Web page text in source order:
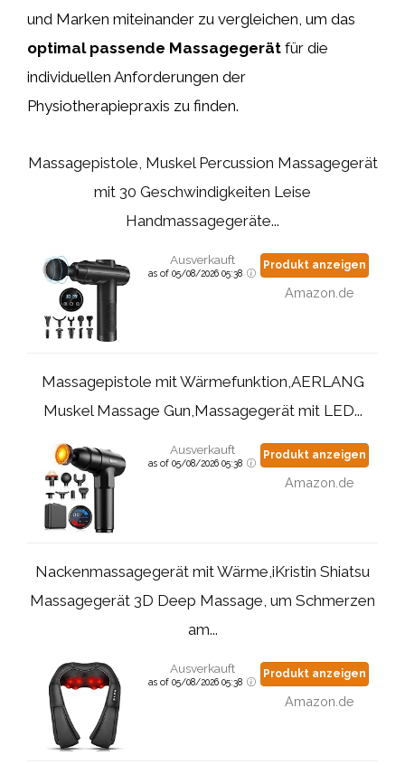
und Marken miteinander zu vergleichen, um das
optimal passende Massagegerät für die
individuellen Anforderungen der
Physiotherapiepraxis zu finden.
Massagepistole, Muskel Percussion Massagegerät
mit 30 Geschwindigkeiten Leise
Handmassagegeräte...
Ausverkauft
as of 05/08/2026 05:38
Produkt anzeigen
Amazon.de
Massagepistole mit Wärmefunktion,AERLANG
Muskel Massage Gun,Massagegerät mit LED...
Ausverkauft
as of 05/08/2026 05:38
Produkt anzeigen
Amazon.de
Nackenmassagegerät mit Wärme,iKristin Shiatsu
Massagegerät 3D Deep Massage, um Schmerzen
am...
Ausverkauft
as of 05/08/2026 05:38
Produkt anzeigen
Amazon.de